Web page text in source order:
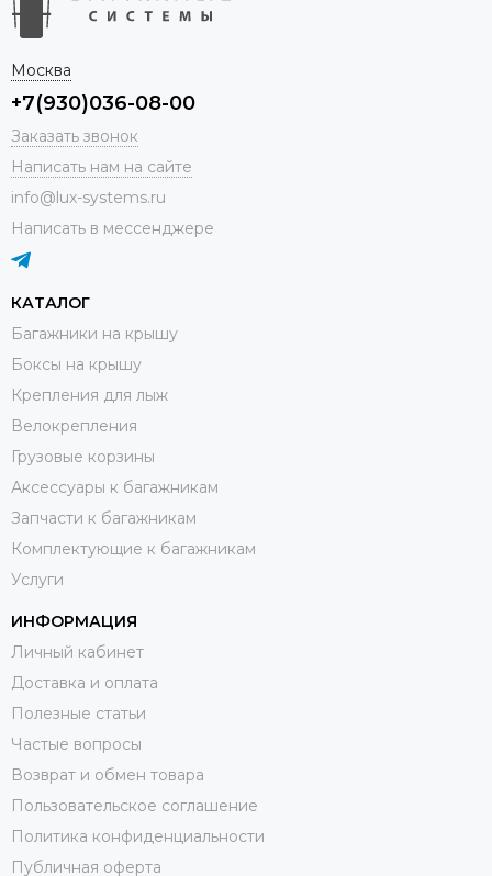
Москва
+7(930)036-08-00
Заказать звонок
Написать нам на сайте
info@lux-systems.ru
Написать в мессенджере
КАТАЛОГ
Багажники на крышу
Боксы на крышу
Крепления для лыж
Велокрепления
Грузовые корзины
Аксессуары к багажникам
Запчасти к багажникам
Комплектующие к багажникам
Услуги
ИНФОРМАЦИЯ
Личный кабинет
Доставка и оплата
Полезные статьи
Частые вопросы
Возврат и обмен товара
Пользовательское соглашение
Политика конфиденциальности
Публичная оферта